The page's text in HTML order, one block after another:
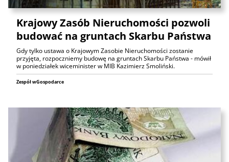
Krajowy Zasób Nieruchomości pozwoli
budować na gruntach Skarbu Państwa
Gdy tylko ustawa o Krajowym Zasobie Nieruchomości zostanie
przyjęta, rozpoczniemy budowę na gruntach Skarbu Państwa - mówił
w poniedziałek wiceminister w MIB Kazimierz Smoliński.
Zespół wGospodarce